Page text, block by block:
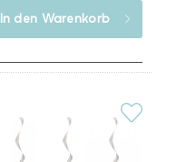
In den Warenkorb